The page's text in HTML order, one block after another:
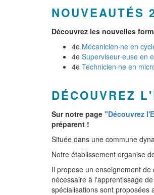
NOUVEAUTÉS
Découvrez les nouvelles
4e Mécanicien·ne en
4e Superviseur·euse en
4e Technicien·ne en
DÉCOUVREZ
Sur notre page "Découvrez
préparent !
Située dans une commune
Notre établissement organise
Il propose un enseignement
nécessaire à l'apprentissage
spécialisations sont proposées